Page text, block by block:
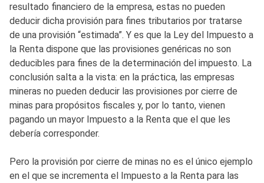
resultado financiero de la empresa, estas no pueden
deducir dicha provisión para fines tributarios por tratarse
de una provisión “estimada”. Y es que la Ley del Impuesto a
la Renta dispone que las provisiones genéricas no son
deducibles para fines de la determinación del impuesto. La
conclusión salta a la vista: en la práctica, las empresas
mineras no pueden deducir las provisiones por cierre de
minas para propósitos fiscales y, por lo tanto, vienen
pagando un mayor Impuesto a la Renta que el que les
debería corresponder.
Pero la provisión por cierre de minas no es el único ejemplo
en el que se incrementa el Impuesto a la Renta para las